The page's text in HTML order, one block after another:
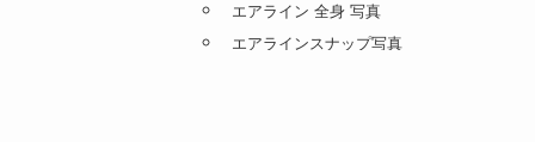
エアライン 全身 写真
エアラインスナップ写真